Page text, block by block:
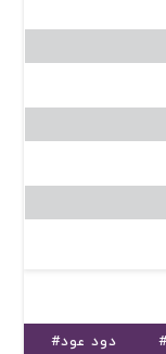
#دود عود